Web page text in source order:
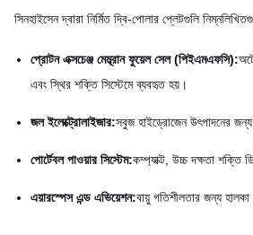
সিনহাইসেন দ্বারা নির্মিত দ্বি-পোলার প্লেটগুলি
প্রোটন এক্সচেঞ্জ মেম্ব্রান ফুয়েল সেল (পিইএমএফসি):
এবং স্থির শক্তি সিস্টেমে ব্যবহৃত হয়।
জল ইলেক্ট্রোলাইজার:সবুজ হাইড্রোজেন উৎপাদনের
পোর্টেবল পাওয়ার সিস্টেম:কম্প্যাক্ট, উচ্চ দক্ষতা শক্তি
এয়ারস্পেস এন্ড এভিয়েশন:বায়ু গতিশীলতার জন্য